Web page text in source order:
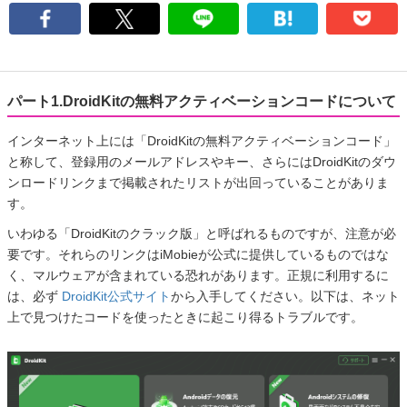
パート1.DroidKitの無料アクティベーションコードについて
インターネット上には「DroidKitの無料アクティベーションコード」
と称して、登録用のメールアドレスやキー、さらにはDroidKitのダウ
ンロードリンクまで掲載されたリストが出回っていることがありま
す。
いわゆる「DroidKitのクラック版」と呼ばれるものですが、注意が必
要です。それらのリンクはiMobieが公式に提供しているものではな
く、マルウェアが含まれている恐れがあります。正規に利用するに
は、必ず DroidKit公式サイトから入手してください。以下は、ネット
上で見つけたコードを使ったときに起こり得るトラブルです。